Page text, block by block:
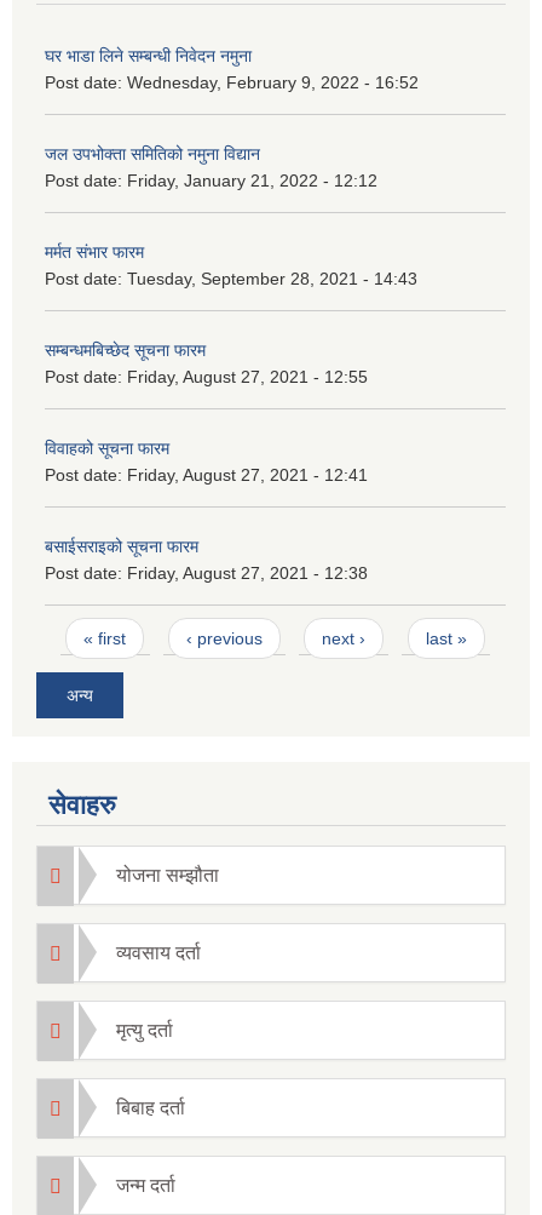
घर भाडा लिने सम्बन्धी निवेदन नमुना
Post date: Wednesday, February 9, 2022 - 16:52
जल उपभोक्ता समितिको नमुना विद्यान
Post date: Friday, January 21, 2022 - 12:12
मर्मत संभार फारम
Post date: Tuesday, September 28, 2021 - 14:43
सम्बन्धमबिच्छेद सूचना फारम
Post date: Friday, August 27, 2021 - 12:55
विवाहको सूचना फारम
Post date: Friday, August 27, 2021 - 12:41
बसाईसराइको सूचना फारम
Post date: Friday, August 27, 2021 - 12:38
Pages
« first ‹ previous next › last »
अन्य
सेवाहरु
योजना सम्झौता
व्यवसाय दर्ता
मृत्यु दर्ता
बिबाह दर्ता
जन्म दर्ता